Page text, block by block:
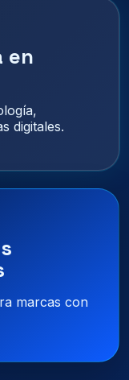
en
digitales.
marcas con